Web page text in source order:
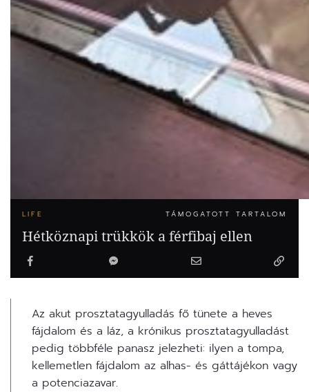
LIFE TÁMOGATOTT TARTALOM
Hétköznapi trükkök a férfibaj ellen
Az akut prosztatagyulladás fő tünete a heves
fájdalom és a láz, a krónikus prosztatagyulladást
pedig többféle panasz jelezheti: ilyen a tompa,
kellemetlen fájdalom az alhas- és gáttájékon vagy
a potenciazavar.